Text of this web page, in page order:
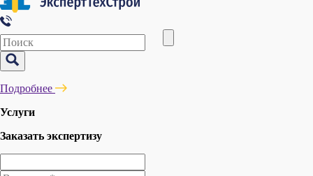
Подробнее
Услуги
Заказать экспертизу